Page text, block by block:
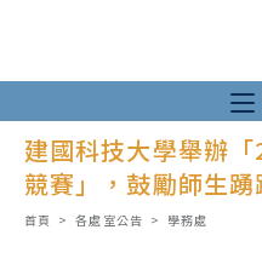
至
主
建國科技大學舉辦
競賽」，鼓勵師生踴
首頁 > 各處室公告 > 學務處